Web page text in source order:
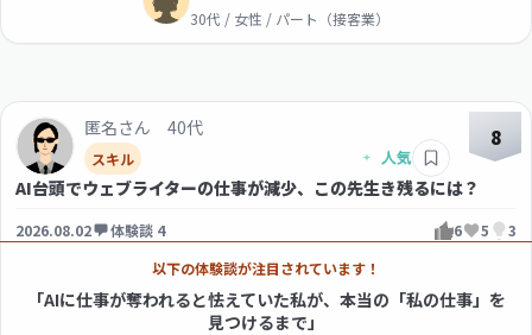
30代 / 女性 / パート（接客業）
8
スキル
匿名さん 40代
AI台頭でウェブライターの仕事が減少、この先生き残るには？
2026.08.02 体験談 4 6 5
3
以下の体験談が注目されています！
「AIに仕事が奪われると怯えていた私が、本当の「私の仕事」を
見つけるまで」